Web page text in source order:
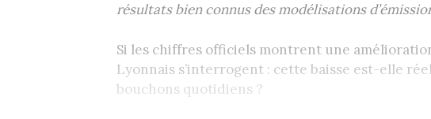
résultats bien connus des modélisations
Si les chiffres officiels montrent une
Lyonnais s’interrogent : cette baisse est-elle
bouchons quotidiens ?